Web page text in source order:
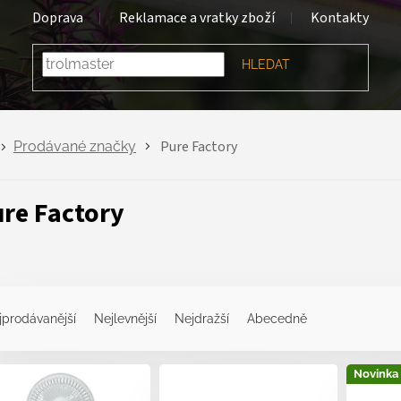
Doprava Reklamace a vratky zboží Kontakty
HLEDAT
Prodávané značky Pure Factory
Factory
Nejlevnější Nejdražší Abecedně
Novinka